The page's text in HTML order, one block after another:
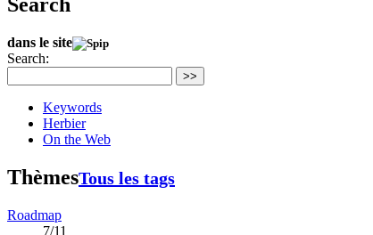
dans le site
Search:
>>
Keywords
Herbier
On the Web
ThèmesTous les tags
Roadmap
7/11